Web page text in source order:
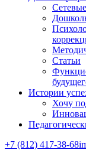
Статьи
Истории
Хочу
+7 (812) 417-38-68